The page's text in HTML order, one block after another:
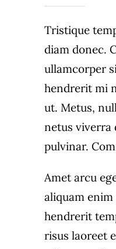
Tristique
diam donec.
ullamcorper
hendrerit mi
ut. Metus,
netus viverra
pulvinar.
Amet arcu
aliquam
hendrerit
risus laoreet